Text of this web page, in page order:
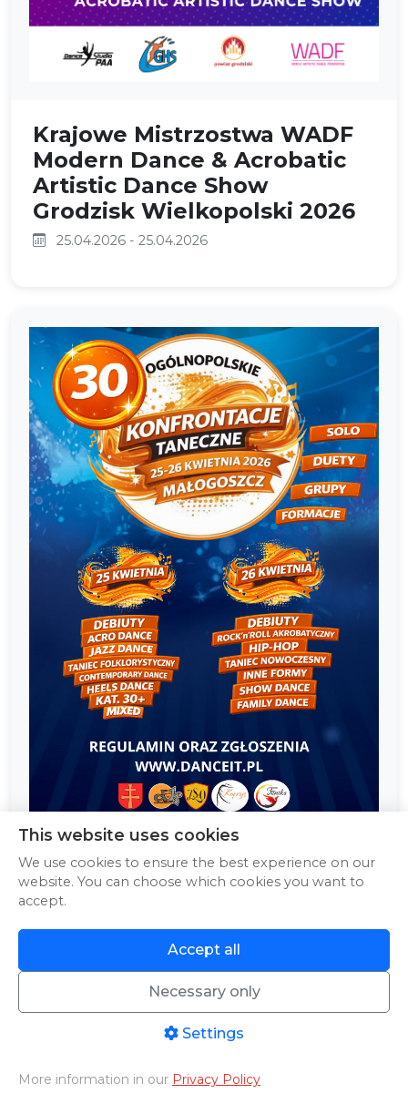
Krajowe Mistrzostwa WADF
Modern Dance & Acrobatic
Artistic Dance Show
Grodzisk Wielkopolski 2026
25.04.2026 - 25.04.2026
Ogólnopolskie Konfrontacje
Zespołów Tanecznych w
Małogoszczu 2026
25.04.2026 - 26.04.2026
Home PHOTO/VIDEO Livestreams Aftermovies
This website uses cookies
We use cookies to ensure the best experience on our
website. You can choose which cookies you want to
accept.
Accept all
Necessary only
Settings
More information in our Privacy Policy